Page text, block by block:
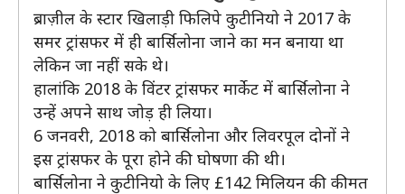
ब्राज़ील के स्टार खिलाड़ी फिलिपे कुटीनियो ने 2017 के
समर ट्रांसफर में ही बार्सिलोना जाने का मन बनाया था
लेकिन जा नहीं सके थे।
हालांकि 2018 के विंटर ट्रांसफर मार्केट में बार्सिलोना ने
उन्हें अपने साथ जोड़ ही लिया।
6 जनवरी, 2018 को बार्सिलोना और लिवरपूल दोनों ने
इस ट्रांसफर के पूरा होने की घोषणा की थी।
बार्सिलोना ने कुटीनियो के लिए £142 मिलियन की कीमत